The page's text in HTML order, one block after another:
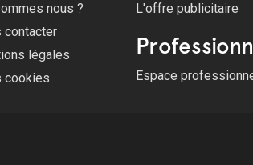
nous ?
contacter
légales
cookies
L'offre publicitaire
Espace